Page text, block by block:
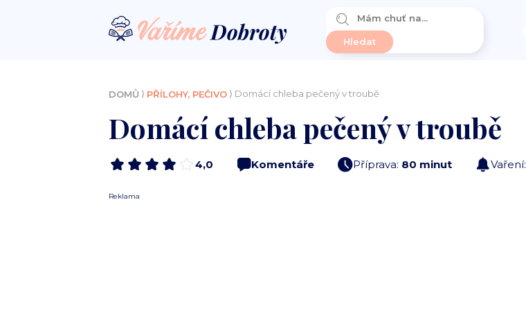
DOMŮ ⟩ PŘÍLOHY, PEČIVO⟩ Domácí chleba pečený v troubě
Domácí chleba pečený v troubě
4,0 Komentáře Příprava: 80 minut Vaření:
Reklama